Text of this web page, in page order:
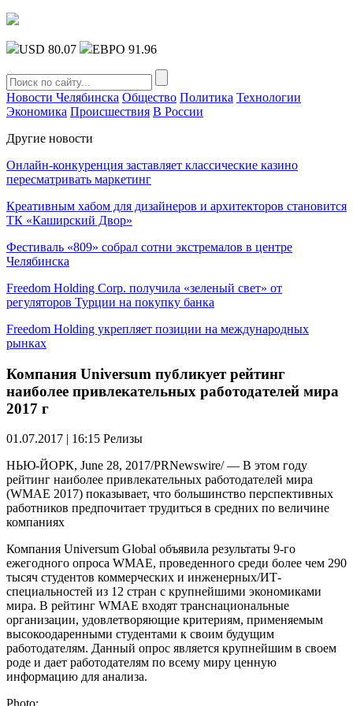
USD 80.07 ЕВРО 91.96
Новости Челябинска Общество Политика Технологии
Экономика Происшествия В России
Другие новости
Онлайн-конкуренция заставляет классические казино
пересматривать маркетинг
Креативным хабом для дизайнеров и архитекторов становится
ТК «Каширский Двор»
Фестиваль «809» собрал сотни экстремалов в центре
Челябинска
Freedom Holding Corp. получила «зеленый свет» от
регуляторов Турции на покупку банка
Freedom Holding укрепляет позиции на международных
рынках
Компания Universum публикует рейтинг
наиболее привлекательных работодателей мира
2017 г
01.07.2017 | 16:15 Релизы
НЬЮ-ЙОРК, June 28, 2017/PRNewswire/ — В этом году
рейтинг наиболее привлекательных работодателей мира
(WMAE 2017) показывает, что большинство перспективных
работников предпочитает трудиться в средних по величине
компаниях
Компания Universum Global объявила результаты 9-го
ежегодного опроса WMAE, проведенного среди более чем 290
тысяч студентов коммерческих и инженерных/ИТ-
специальностей из 12 стран с крупнейшими экономиками
мира. В рейтинг WMAE входят транснациональные
организации, удовлетворяющие критериям, применяемым
высокоодаренными студентами к своим будущим
работодателям. Данный опрос является крупнейшим в своем
роде и дает работодателям по всему миру ценную
информацию для анализа.